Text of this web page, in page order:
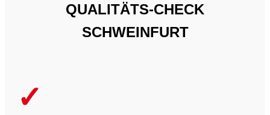
QUALITÄTS-CHECK
SCHWEINFURT
✓